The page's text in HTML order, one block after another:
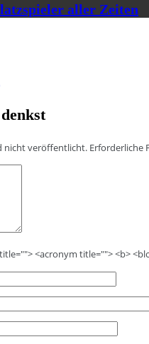
aller Zeiten
nicht veröffentlicht. Erforderliche
<acronym title=""> <b>